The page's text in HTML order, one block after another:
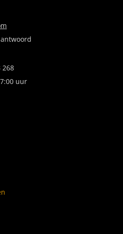
268
uur